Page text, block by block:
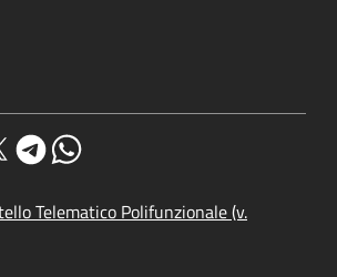
Telematico Polifunzionale (v.